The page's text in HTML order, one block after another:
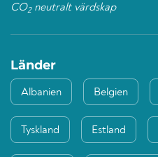
CO2neutralt värdskap
Länder
Albanien Belgien
Tyskland Estland